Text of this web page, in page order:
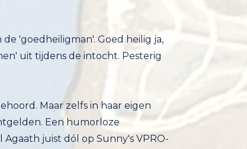
'goedheiligman'. Goed heilig ja,
uit tijdens de intocht. Pesterig
Maar zelfs in haar eigen
ontgelden. Een humorloze
juist dól op Sunny's VPRO-